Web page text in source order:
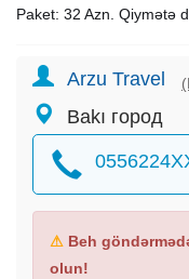
Paket: 32 Azn. Qiymətə
Arzu Travel
Bakı город
⚠ Beh
olun!